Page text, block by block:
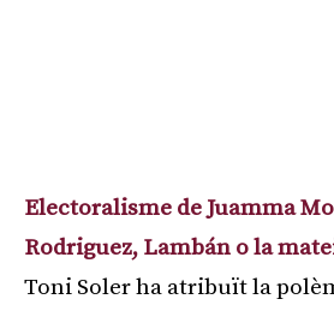
Electoralisme de Juamma
Rodriguez, Lambán o la
Toni Soler ha atribuït la